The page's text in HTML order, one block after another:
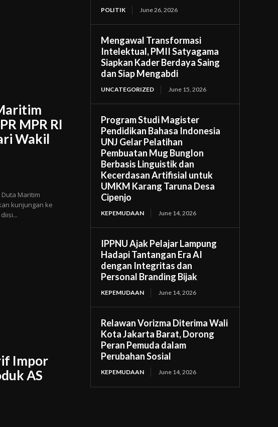
MPR RI
Wakil
Maritim
kunjungan ke
Impor
AS
POLITIK June 26, 2026
Mengawal Transformasi
Intelektual, PMII Satyagama
Siapkan Kader Berdaya Saing
dan Siap Mengabdi
UNCATEGORIZED June 15, 2026
Program Studi Magister
Pendidikan Bahasa Indonesia
UNJ Gelar Pelatihan
Pembuatan Mug Bunglon
Berbasis Linguistik dan
Kecerdasan Artifisial untuk
UMKM Karang Taruna Desa
Cipenjo
KEPEMUDAAN June 14, 2026
IPPNU Ajak Pelajar Lampung
Hadapi Tantangan Era AI
dengan Integritas dan
Personal Branding Bijak
KEPEMUDAAN June 14, 2026
Relawan Vorizma Diterima Wali
Kota Jakarta Barat, Dorong
Peran Pemuda dalam
Perubahan Sosial
KEPEMUDAAN June 14, 2026